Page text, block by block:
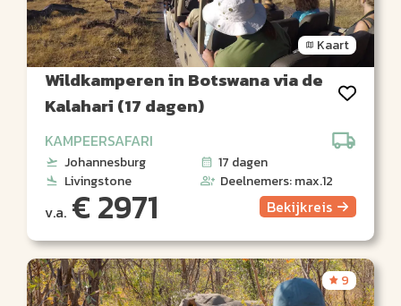
Kaart
Wildkamperen in Botswana via de
Kalahari (17 dagen)
KAMPEERSAFARI
Johannesburg
17 dagen
Livingstone
Deelnemers: max.12
v.a. € 2971 Bekijkreis
9